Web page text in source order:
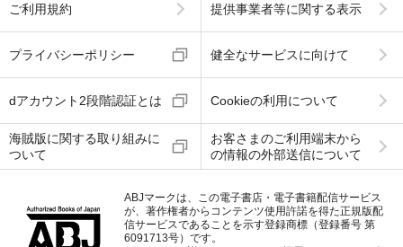
ご利用規約 提供事業者等に関する表示
プライバシーポリシー 健全なサービスに向けて
dアカウント2段階認証とは Cookieの利用について
海賊版に関する取り組みに
ついて
お客さまのご利用端末から
の情報の外部送信について
ABJマークは、この電子書店・電子書籍配信サービス
が、著作権者からコンテンツ使用許諾を得た正規版配
信サービスであることを示す登録商標（登録番号 第
6091713号）です。